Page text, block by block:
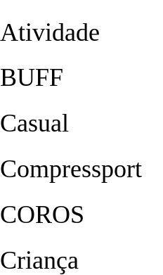
Atividade
BUFF
Casual
Compressport
COROS
Criança